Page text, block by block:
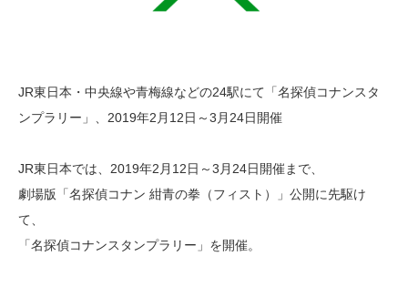
JR東日本・中央線や青梅線などの24駅にて「名探偵コナンスタ
ンプラリー」、2019年2月12日～3月24日開催
JR東日本では、2019年2月12日～3月24日開催まで、
劇場版「名探偵コナン 紺青の拳（フィスト）」公開に先駆け
て、
「名探偵コナンスタンプラリー」を開催。